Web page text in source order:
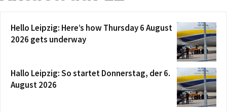
Hello Leipzig: Here’s how Thursday 6 August
2026 gets underway
Hallo Leipzig: So startet Donnerstag, der 6.
August 2026